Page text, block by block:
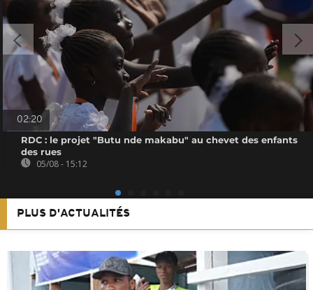
02:20
RDC : le projet "Butu nde makabu" au chevet des enfants
des rues
05/08 - 15:12
PLUS D'ACTUALITÉS